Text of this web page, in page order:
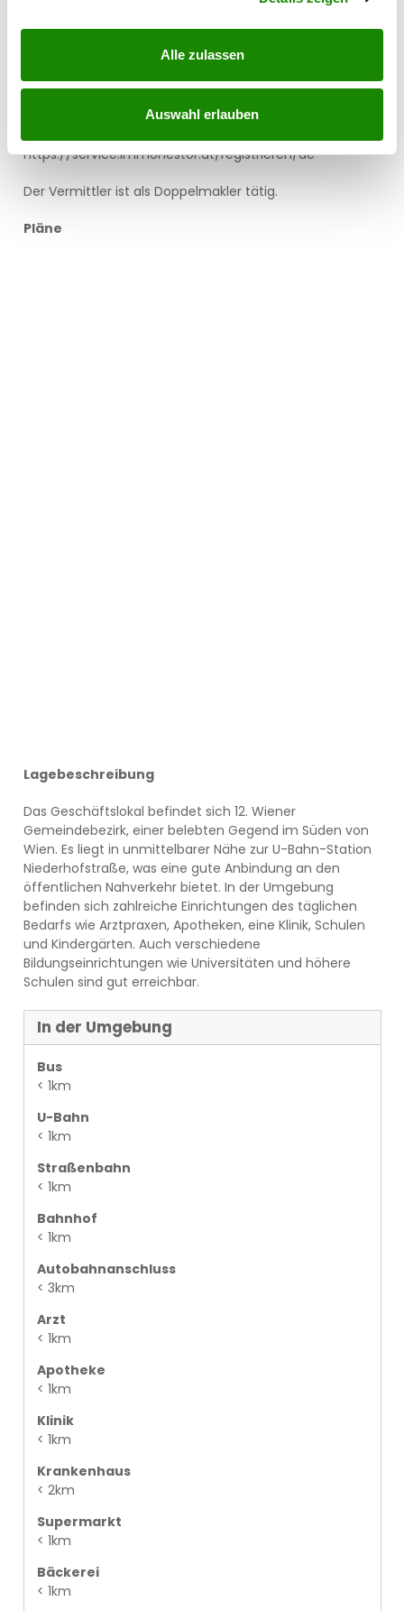
Alle zulassen
Auswahl erlauben
Legen Sie jetzt Ihren individuellen Suchagenten unter
Immobilien exklusiv vorab zu.
https://service.immonestor.at/registrieren/de
Der Vermittler ist als Doppelmakler tätig.
Pläne
Lagebeschreibung
Das Geschäftslokal befindet sich 12. Wiener
Gemeindebezirk, einer belebten Gegend im Süden von
Wien. Es liegt in unmittelbarer Nähe zur U-Bahn-Station
Niederhofstraße, was eine gute Anbindung an den
öffentlichen Nahverkehr bietet. In der Umgebung
befinden sich zahlreiche Einrichtungen des täglichen
Bedarfs wie Arztpraxen, Apotheken, eine Klinik, Schulen
und Kindergärten. Auch verschiedene
Bildungseinrichtungen wie Universitäten und höhere
Schulen sind gut erreichbar.
In der Umgebung
Bus
< 1km
U-Bahn
< 1km
Straßenbahn
< 1km
Bahnhof
< 1km
Autobahnanschluss
< 3km
Arzt
< 1km
Apotheke
< 1km
Klinik
< 1km
Krankenhaus
< 2km
Supermarkt
< 1km
Bäckerei
< 1km